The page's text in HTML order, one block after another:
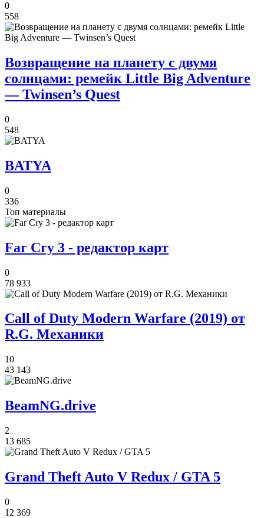
0
558
Возвращение на планету с двумя
солнцами: ремейк Little Big Adventure
— Twinsen’s Quest
0
548
BATYA
0
336
Топ материалы
Far Cry 3 - редактор карт
0
78 933
Call of Duty Modern Warfare (2019) от
R.G. Механики
10
43 143
BeamNG.drive
2
13 685
Grand Theft Auto V Redux / GTA 5
0
12 369